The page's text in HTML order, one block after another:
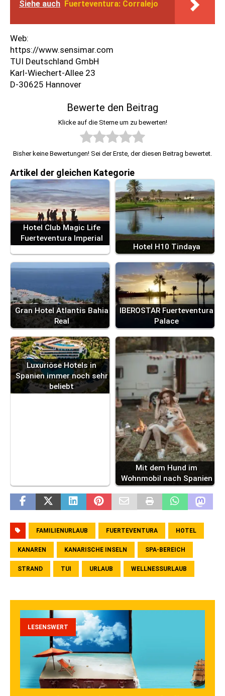
Siehe auch Fuerteventura: Corralejo
Web:
https://www.sensimar.com
TUI Deutschland GmbH
Karl-Wiechert-Allee 23
D-30625 Hannover
Bewerte den Beitrag
Klicke auf die Sterne um zu bewerten!
Bisher keine Bewertungen! Sei der Erste, der diesen Beitrag bewertet.
Artikel der gleichen Kategorie
Hotel Club Magic Life
Fuerteventura Imperial
Hotel H10 Tindaya
Gran Hotel Atlantis Bahia
Real
IBEROSTAR Fuerteventura
Palace
Luxuriöse Hotels in
Spanien immer noch sehr
beliebt
Mit dem Hund im
Wohnmobil nach Spanien
FAMILIENURLAUB FUERTEVENTURA HOTEL
KANAREN KANARISCHE INSELN SPA-BEREICH
STRAND TUI URLAUB WELLNESSURLAUB
LESENSWERT